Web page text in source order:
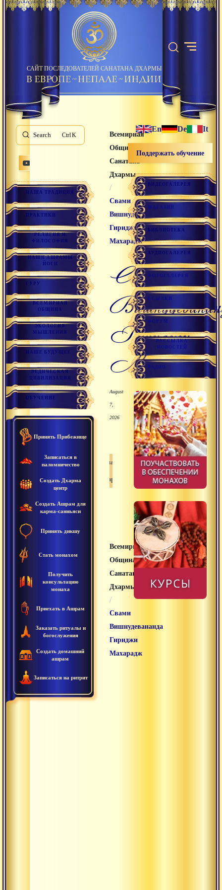
САЙТ ПОСЛЕДОВАТЕЛЕЙ САНАТАНА ДХАРМЫ
Search K
НАША ТРАДИЦИЯ
ПРАКТИКИ
РЕЛИГИЯ И
ФИЛОСОФИЯ
НАШИ АШРАМЫ
ЙОГИ
ГУРУ
ВСЕМИРНАЯ
ОБЩИНА
ЭКОЛОГИЯ
МЫШЛЕНИЯ
НАШЕ БУДУЩЕЕ
ВЕДИЧЕСКАЯ
ЦИВИЛИЗАЦИЯ
ОБУЧЕНИЕ
Принять Прибежище
Записаться в
паломничество
Создать Дхарма
центр
Создать Ашрам для
карма-санньяси
Принять дикшу
Стать монахом
Получить
консультацию
монаха
Приехать в Ашрам
Заказать ритуалы и
богослужения
Создать домашний
ашрам
Записаться на ритрит
Всемирная
Община
Санатана
Дхармы
/
Свами
Вишнудевананда
Гириджи
Махарадж
Свами
Гириджи
Махарадж
August
7,
2026
Санатана дхарма
Дхарма
Всемирная
Община
Санатана
Дхармы
/
Свами
Вишнудевананда
Гириджи
Махарадж
En De It
Поддержать обучение
ВИДЕОГАЛЕРЕЯ
МАГАЗИН
БИБЛИОТЕКА
АУДИОГАЛЕРЕЯ
ФОТОГАЛЕРЕЯ
ССЫЛКИ
ФОРУМ
РАССЫЛКА
НОВОСТЕЙ
РАДИО